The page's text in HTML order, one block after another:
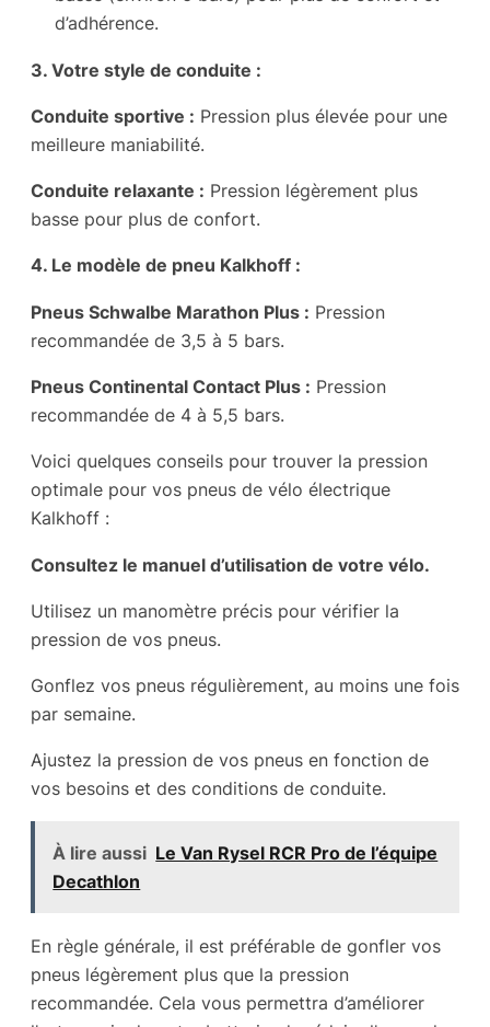
d’adhérence.
3. Votre style de conduite :
Conduite sportive : Pression plus élevée pour une
meilleure maniabilité.
Conduite relaxante : Pression légèrement plus
basse pour plus de confort.
4. Le modèle de pneu Kalkhoff :
Pneus Schwalbe Marathon Plus : Pression
recommandée de 3,5 à 5 bars.
Pneus Continental Contact Plus : Pression
recommandée de 4 à 5,5 bars.
Voici quelques conseils pour trouver la pression
optimale pour vos pneus de vélo électrique
Kalkhoff :
Consultez le manuel d’utilisation de votre vélo.
Utilisez un manomètre précis pour vérifier la
pression de vos pneus.
Gonflez vos pneus régulièrement, au moins une fois
par semaine.
Ajustez la pression de vos pneus en fonction de
vos besoins et des conditions de conduite.
À lire aussi Le Van Rysel RCR Pro de l’équipe
Decathlon
En règle générale, il est préférable de gonfler vos
pneus légèrement plus que la pression
recommandée. Cela vous permettra d’améliorer